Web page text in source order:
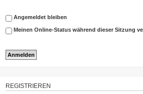
Angemeldet bleiben
Meinen Online-Status während dieser Sitzung
REGISTRIEREN